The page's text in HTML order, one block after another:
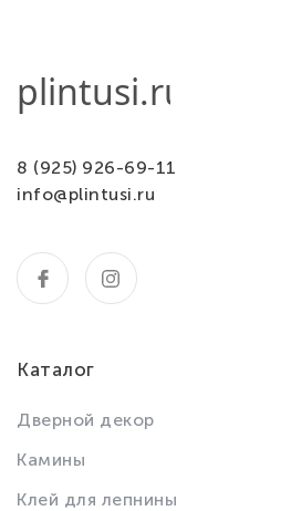
8 (925) 926-69-11
info@plintusi.ru
Каталог
Дверной декор
Камины
Клей для лепнины